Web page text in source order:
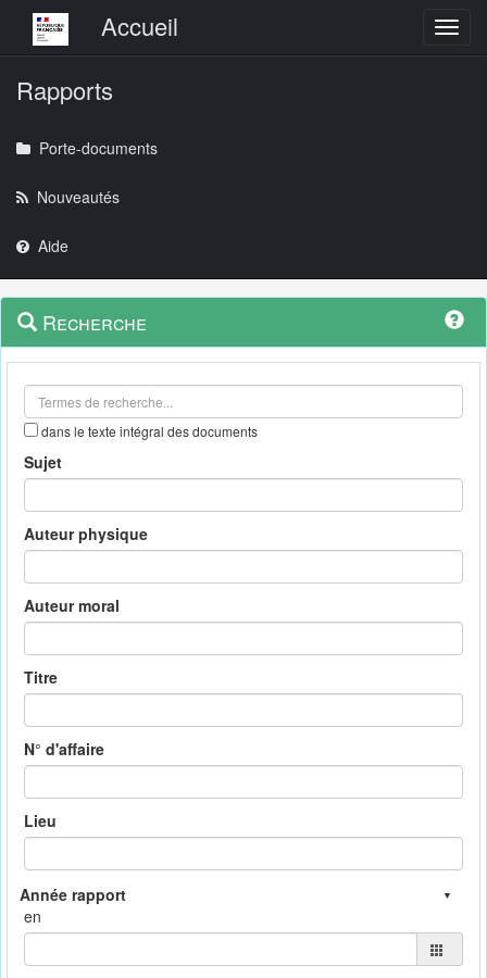
Menu principalAccueil
Rapports
Porte-documents
Nouveautés
Aide
Navigation
outils
Menu
contextuel
Recherche
dans le texte intégral des documents
Sujet
Auteur physique
Auteur moral
Titre
N° d'affaire
Lieu
en